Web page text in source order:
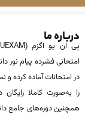
درباره ما
امتحانی فشرده پیام نور
در امتحانات آماده‌ کرده
را به‌صورت کاملا
همچنین دوره‌های جامع